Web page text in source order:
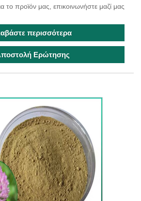
το προϊόν μας, επικοινωνήστε μαζί μας
περισσότερα
Ερώτησης